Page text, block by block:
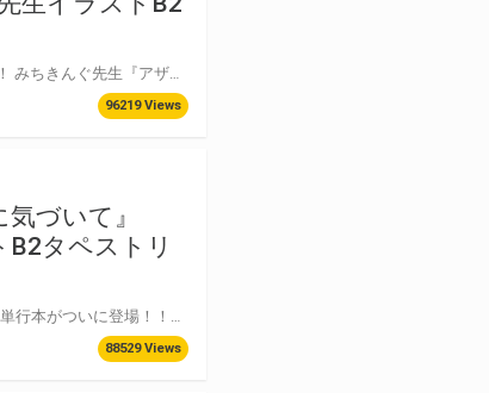
96219 Views
づいて』
タペストリ
88529 Views